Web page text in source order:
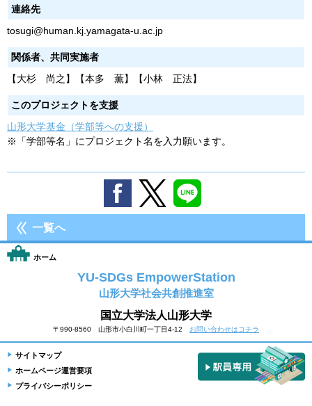
連絡先
tosugi@human.kj.yamagata-u.ac.jp
関係者、共同実施者
【大杉 尚之】【本多 薫】【小林 正法】
このプロジェクトを支援
山形大学基金（学部等への支援）
※「学部等名」にプロジェクト名を入力願います。
一覧へ
ホーム
YU-SDGs EmpowerStation
山形大学社会共創推進室
国立大学法人山形大学
〒990-8560 山形市小白川町一丁目4-12 お問い合わせはコチラ
サイトマップ
ホームページ運営要項
プライバシーポリシー